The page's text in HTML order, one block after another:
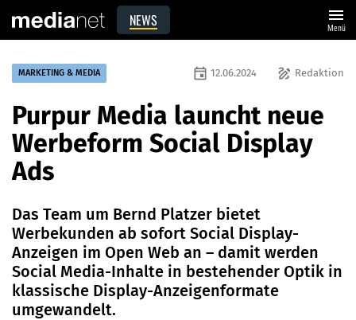
NEWS menu
Menü
MARKETING & MEDIA draw Redaktion
event 12.06.2024
Purpur Media launcht neue
Werbeform Social Display
Ads
Das Team um Bernd Platzer bietet
Werbekunden ab sofort Social Display-
Anzeigen im Open Web an – damit werden
Social Media-Inhalte in bestehender Optik in
klassische Display-Anzeigenformate
umgewandelt.